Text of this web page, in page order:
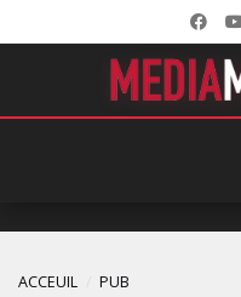
ACCEUIL
PUB